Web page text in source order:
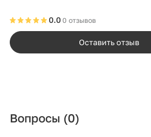
0 отзывов
0.0
Оставить отзыв
Вопросы (0)